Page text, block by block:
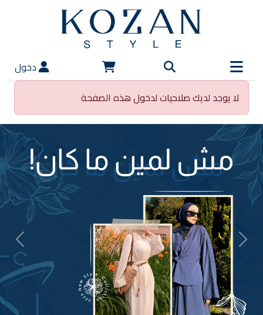
دخول
لا يوجد لديك صلاحيات لدخول هذه الصفحة
Next